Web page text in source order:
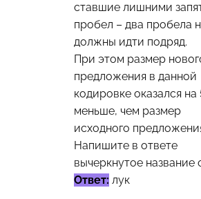
ставшие лишними
пробел – два пробела
должны идти подряд.
При этом размер
предложения в данной
кодировке оказался на
меньше, чем размер
исходного
Напишите в ответе
вычеркнутое название
Ответ: лук